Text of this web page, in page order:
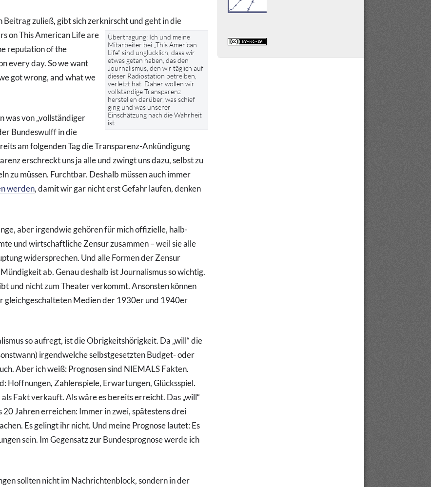
Beitrag zuließ, gibt sich zerknirscht und geht in die
Übertragung: Ich und meine
Mitarbeiter bei „This American
Life“ sind unglücklich, dass wir
etwas getan haben, das den
Journalismus, den wir täglich auf
dieser Radiostation betreiben,
verletzt hat. Daher wollen wir
vollständige Transparenz
herstellen darüber, was schief
ging und was unserer
Einschätzung nach die Wahrheit
ist.
on This American Life are
reputation of the
every day. So we want
got wrong, and what we
was von „vollständiger
Bundeswulff in die
am folgenden Tag die Transparenz-Ankündigung
erschreckt uns ja alle und zwingt uns dazu, selbst zu
zu müssen. Furchtbar. Deshalb müssen auch immer
werden, damit wir gar nicht erst Gefahr laufen, denken
aber irgendwie gehören für mich offizielle, halb-
und wirtschaftliche Zensur zusammen – weil sie alle
widersprechen. Und alle Formen der Zensur
ab. Genau deshalb ist Journalismus so wichtig.
und nicht zum Theater verkommt. Ansonsten können
gleichgeschalteten Medien der 1930er und 1940er
so aufregt, ist die Obrigkeitshörigkeit. Da „will“ die
irgendwelche selbstgesetzten Budget- oder
Aber ich weiß: Prognosen sind NIEMALS Fakten.
Hoffnungen, Zahlenspiele, Erwartungen, Glücksspiel.
Fakt verkauft. Als wäre es bereits erreicht. Das „will“
Jahren erreichen: Immer in zwei, spätestens drei
Es gelingt ihr nicht. Und meine Prognose lautet: Es
sein. Im Gegensatz zur Bundesprognose werde ich
sollten nicht im Nachrichtenblock, sondern in der